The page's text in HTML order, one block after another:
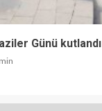
Günü kutlandı